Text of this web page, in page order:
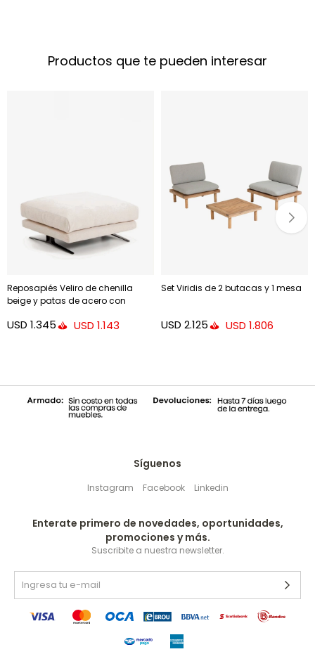
Productos que te pueden interesar
Reposapiés Veliro de chenilla
beige y patas de acero con
Mix Credit
USD 1.345 USD 1.143
Set Viridis de 2 butacas y 1 mesa
USD 2.125 USD 1.806
Síguenos
Instagram Facebook Linkedin
Enterate primero de novedades, oportunidades,
promociones y más.
Suscribite a nuestra newsletter.